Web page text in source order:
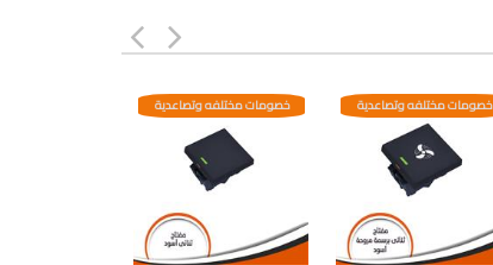
خصومات مختلفه وتصاعدية خصومات مختلفه وتصاعدية